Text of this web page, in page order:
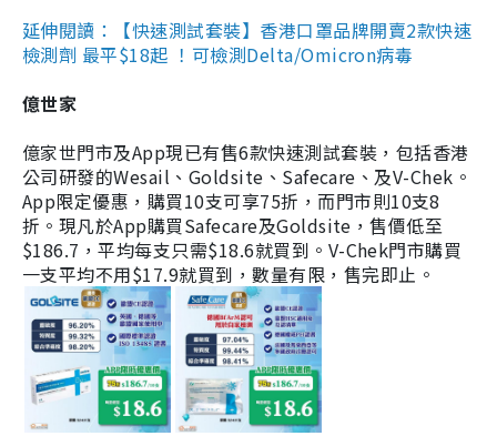
延伸閱讀：【快速測試套裝】香港口罩品牌開賣2款快速
檢測劑 最平$18起 ！可檢測Delta/Omicron病毒
億世家
億家世門市及App現已有售6款快速測試套裝，包括香港
公司研發的Wesail、Goldsite、Safecare、及V-Chek。
App限定優惠，購買10支可享75折，而門市則10支8
折。現凡於App購買Safecare及Goldsite，售價低至
$186.7，平均每支只需$18.6就買到。V-Chek門市購買
一支平均不用$17.9就買到，數量有限，售完即止。